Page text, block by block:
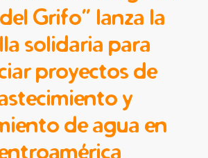
Grifo” lanza la
solidaria para
proyectos de
y
de agua en